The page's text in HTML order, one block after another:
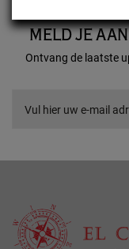
MELD JE
Ontvang de laatste